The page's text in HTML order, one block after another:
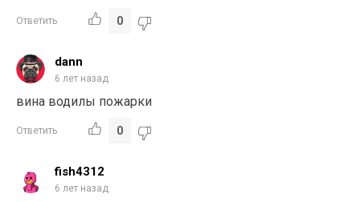
Ответить 0
dann
6 лет назад
вина водилы пожарки
Ответить 0
fish4312
6 лет назад